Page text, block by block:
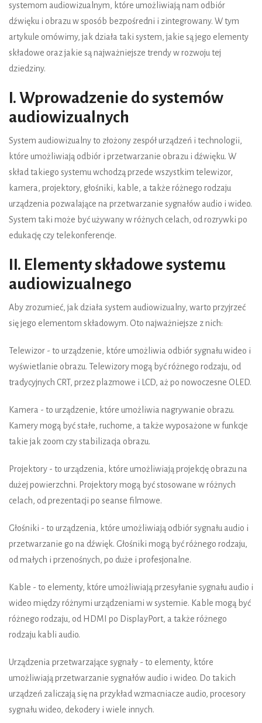
systemom audiowizualnym, które umożliwiają nam odbiór
dźwięku i obrazu w sposób bezpośredni i zintegrowany. W tym
artykule omówimy, jak działa taki system, jakie są jego elementy
składowe oraz jakie są najważniejsze trendy w rozwoju tej
dziedziny.
I. Wprowadzenie do systemów
audiowizualnych
System audiowizualny to złożony zespół urządzeń i technologii,
które umożliwiają odbiór i przetwarzanie obrazu i dźwięku. W
skład takiego systemu wchodzą przede wszystkim telewizor,
kamera, projektory, głośniki, kable, a także różnego rodzaju
urządzenia pozwalające na przetwarzanie sygnałów audio i wideo.
System taki może być używany w różnych celach, od rozrywki po
edukację czy telekonferencje.
II. Elementy składowe systemu
audiowizualnego
Aby zrozumieć, jak działa system audiowizualny, warto przyjrzeć
się jego elementom składowym. Oto najważniejsze z nich:
Telewizor - to urządzenie, które umożliwia odbiór sygnału wideo i
wyświetlanie obrazu. Telewizory mogą być różnego rodzaju, od
tradycyjnych CRT, przez plazmowe i LCD, aż po nowoczesne OLED.
Kamera - to urządzenie, które umożliwia nagrywanie obrazu.
Kamery mogą być stałe, ruchome, a także wyposażone w funkcje
takie jak zoom czy stabilizacja obrazu.
Projektory - to urządzenia, które umożliwiają projekcję obrazu na
dużej powierzchni. Projektory mogą być stosowane w różnych
celach, od prezentacji po seanse filmowe.
Głośniki - to urządzenia, które umożliwiają odbiór sygnału audio i
przetwarzanie go na dźwięk. Głośniki mogą być różnego rodzaju,
od małych i przenośnych, po duże i profesjonalne.
Kable - to elementy, które umożliwiają przesyłanie sygnału audio i
wideo między różnymi urządzeniami w systemie. Kable mogą być
różnego rodzaju, od HDMI po DisplayPort, a także różnego
rodzaju kabli audio.
Urządzenia przetwarzające sygnały - to elementy, które
umożliwiają przetwarzanie sygnałów audio i wideo. Do takich
urządzeń zaliczają się na przykład wzmacniacze audio, procesory
sygnału wideo, dekodery i wiele innych.